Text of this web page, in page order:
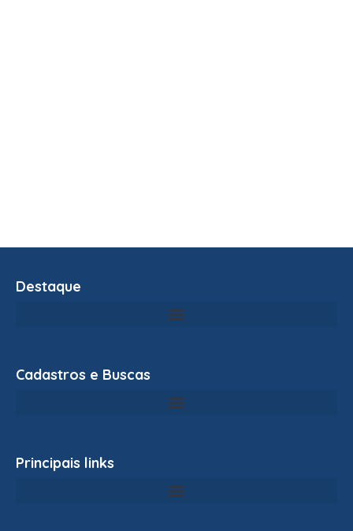
Destaque
Cadastros e Buscas
Principais links